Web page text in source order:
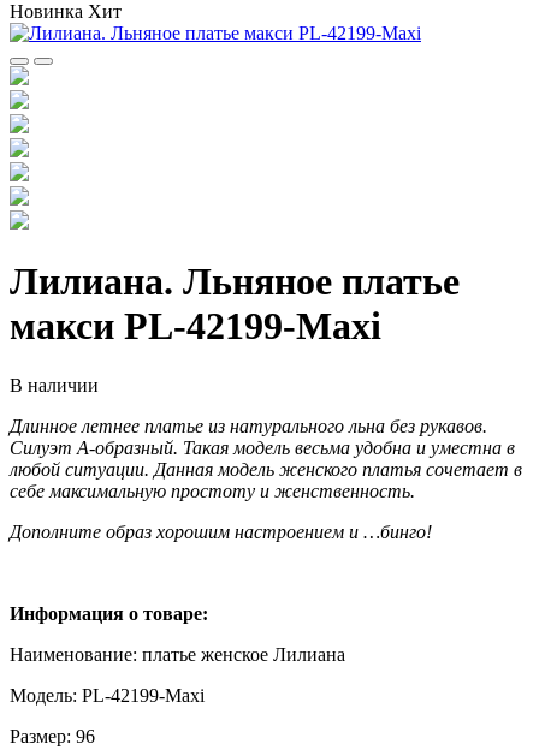
Новинка Хит
Лилиана. Льняное платье
макси PL-42199-Maxi
В наличии
Длинное летнее платье из натурального льна без рукавов.
Силуэт А-образный. Такая модель весьма удобна и уместна в
любой ситуации. Данная модель женского платья сочетает в
себе максимальную простоту и женственность.
Дополните образ хорошим настроением и …бинго!
Информация о товаре:
Наименование: платье женское Лилиана
Модель: PL-42199-Maxi
Размер: 96